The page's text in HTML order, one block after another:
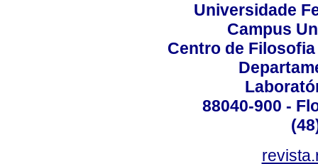
Universidade
Campus
Centro de
88040-900 -